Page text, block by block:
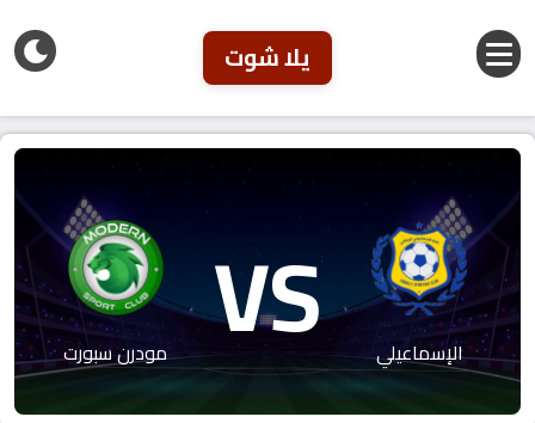
يلا شوت
الإسماعيلي VS مودرن سبورت